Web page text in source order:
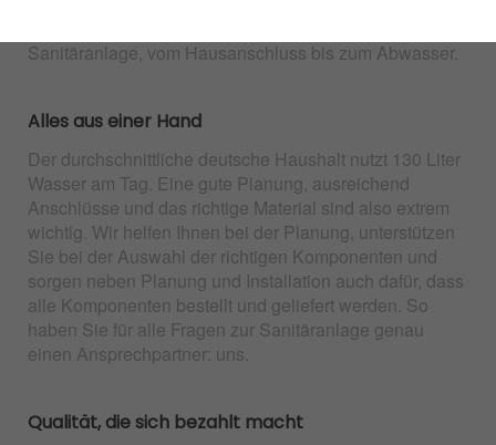
Sanitäranlage, vom Hausanschluss bis zum Abwasser.
Alles aus einer Hand
Der durchschnittliche deutsche Haushalt nutzt 130 Liter
Wasser am Tag. Eine gute Planung, ausreichend
Anschlüsse und das richtige Material sind also extrem
wichtig. Wir helfen Ihnen bei der Planung, unterstützen
Sie bei der Auswahl der richtigen Komponenten und
sorgen neben Planung und Installation auch dafür, dass
alle Komponenten bestellt und geliefert werden. So
haben Sie für alle Fragen zur Sanitäranlage genau
einen Ansprechpartner: uns.
Qualität, die sich bezahlt macht